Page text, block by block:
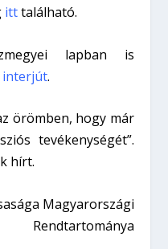
itttalálható.
lapban is
interjút.
örömben, hogy már
tevékenységét”.
hírt.
Magyarországi
Rendtartománya